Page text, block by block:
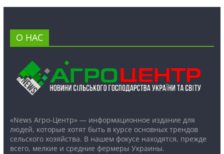
О НАС
«News Агро-Центр» — информационное издание для
людей, которые хотят быть в курсе основных трендов
сельского хозяйства. В нашем фокусе находятся, прежде
всего, мелкие и средние фермеры Украины.